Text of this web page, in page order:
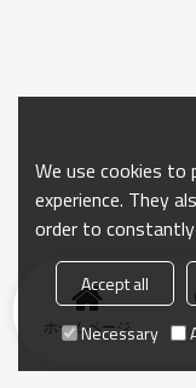
ホームページ
We use cookies to
experience. They
order to
Accept all
Necessary